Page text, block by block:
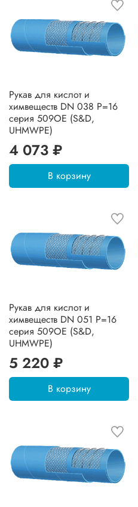
Рукав для кислот и
химвеществ DN 038 P=16
серия 509OE (S&D,
UHMWPE)
4 073 ₽
В корзину
Рукав для кислот и
химвеществ DN 051 P=16
серия 509OE (S&D,
UHMWPE)
5 220 ₽
В корзину